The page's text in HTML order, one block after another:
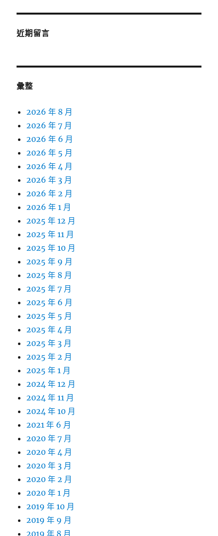
近期留言
彙整
2026 年 8 月
2026 年 7 月
2026 年 6 月
2026 年 5 月
2026 年 4 月
2026 年 3 月
2026 年 2 月
2026 年 1 月
2025 年 12 月
2025 年 11 月
2025 年 10 月
2025 年 9 月
2025 年 8 月
2025 年 7 月
2025 年 6 月
2025 年 5 月
2025 年 4 月
2025 年 3 月
2025 年 2 月
2025 年 1 月
2024 年 12 月
2024 年 11 月
2024 年 10 月
2021 年 6 月
2020 年 7 月
2020 年 4 月
2020 年 3 月
2020 年 2 月
2020 年 1 月
2019 年 10 月
2019 年 9 月
2019 年 8 月